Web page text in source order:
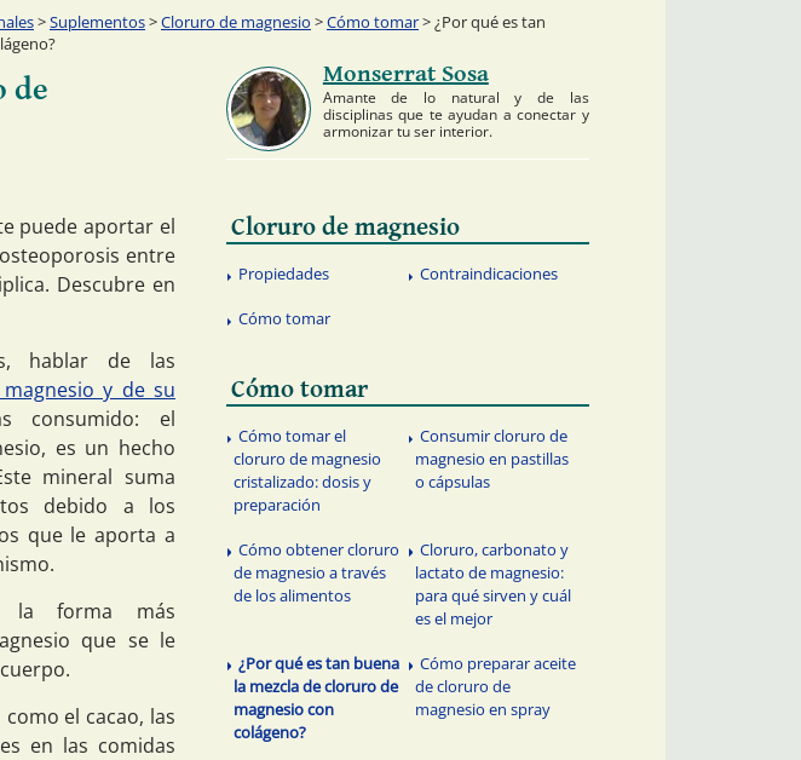
>Suplementos>Cloruro de magnesio >Cómo tomar> ¿Por qué es tan
de
puede aportar el
entre
Descubre en
hablar de las
y de su
consumido: el
es un hecho
mineral suma
debido a los
que le aporta a
forma más
que se le
el cacao, las
en las comidas
Monserrat Sosa
Amante de lo natural y de las
disciplinas que te ayudan a conectar y
armonizar tu ser interior.
Cloruro de magnesio
Propiedades Contraindicaciones
Cómo tomar
Cómo tomar
Cómo tomar el
cloruro de magnesio
cristalizado: dosis y
preparación
Consumir cloruro de
magnesio en pastillas
o cápsulas
Cómo obtener cloruro
de magnesio a través
de los alimentos
Cloruro, carbonato y
lactato de magnesio:
para qué sirven y cuál
es el mejor
¿Por qué es tan buena
la mezcla de cloruro de
magnesio con
colágeno?
Cómo preparar aceite
de cloruro de
magnesio en spray